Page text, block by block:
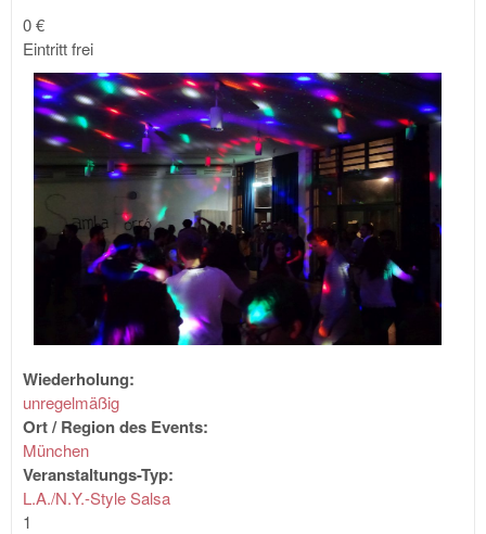
0 €
Eintritt frei
Wiederholung:
unregelmäßig
Ort / Region des Events:
München
Veranstaltungs-Typ:
L.A./N.Y.-Style Salsa
1